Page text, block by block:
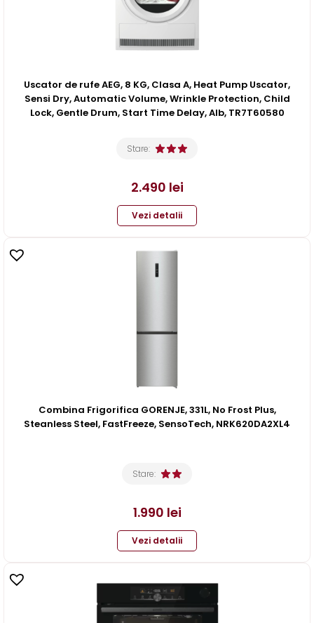
Uscator de rufe AEG, 8 KG, Clasa A, Heat Pump Uscator,
Sensi Dry, Automatic Volume, Wrinkle Protection, Child
Lock, Gentle Drum, Start Time Delay, Alb, TR7T60580
Stare:
2.490 lei
Vezi detalii
Combina Frigorifica GORENJE, 331L, No Frost Plus,
Steanless Steel, FastFreeze, SensoTech, NRK620DA2XL4
Stare:
1.990 lei
Vezi detalii